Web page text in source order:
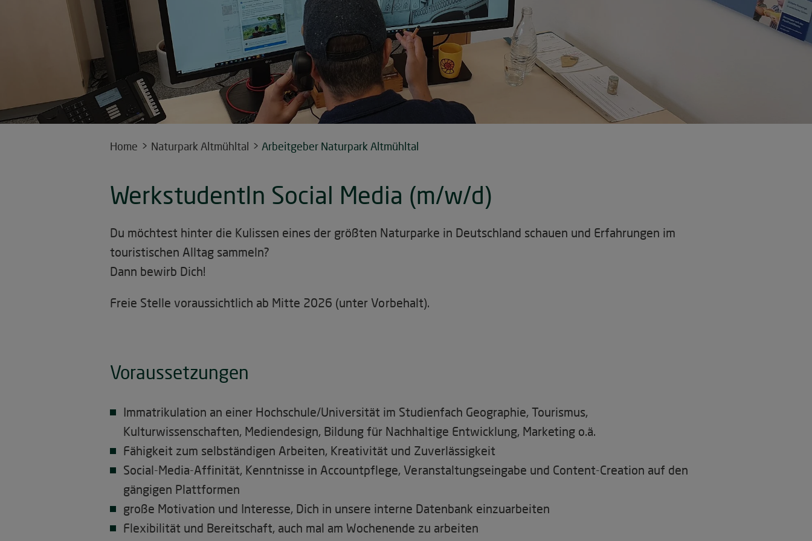
Home Naturpark Altmühltal Arbeitgeber Naturpark Altmühltal
WerkstudentIn Social Media (m/w/d)
Du möchtest hinter die Kulissen eines der größten Naturparke in Deutschland schauen und Erfahrungen im
touristischen Alltag sammeln?
Dann bewirb Dich!
Freie Stelle voraussichtlich ab Mitte 2026 (unter Vorbehalt).
Voraussetzungen
Immatrikulation an einer Hochschule/Universität im Studienfach Geographie, Tourismus,
Kulturwissenschaften, Mediendesign, Bildung für Nachhaltige Entwicklung, Marketing o.ä.
Fähigkeit zum selbständigen Arbeiten, Kreativität und Zuverlässigkeit
Social-Media-Affinität, Kenntnisse in Accountpflege, Veranstaltungseingabe und Content-Creation auf den
gängigen Plattformen
große Motivation und Interesse, Dich in unsere interne Datenbank einzuarbeiten
Flexibilität und Bereitschaft, auch mal am Wochenende zu arbeiten